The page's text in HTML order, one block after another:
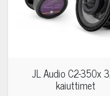
JL Audio C2-350x
kaiuttimet